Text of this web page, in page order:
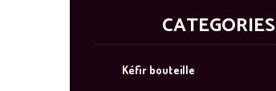
CATEGORIES
Kéfir bouteille